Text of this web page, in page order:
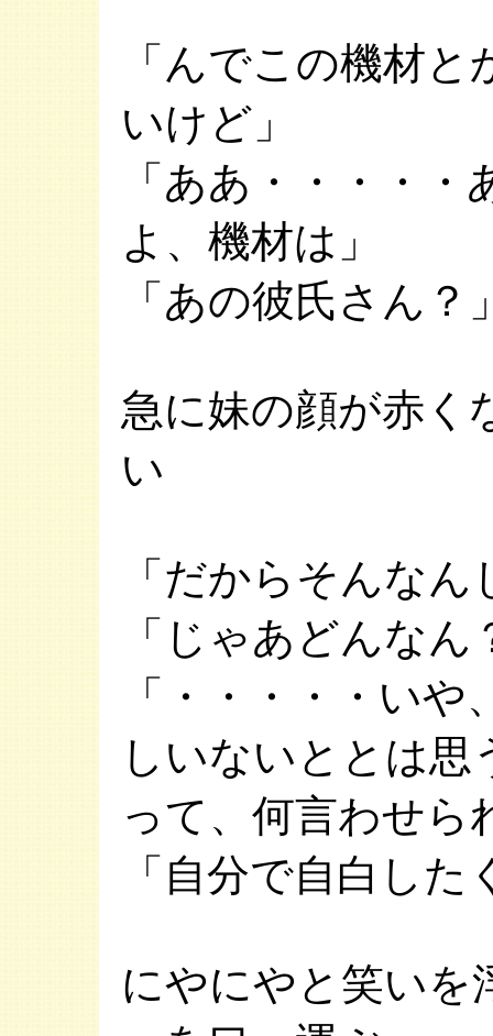
「んでこの機材
いけど」
「ああ・・・・
よ、機材は」
「あの彼氏さん？
急に妹の顔が赤く
い
「だからそんな
「じゃあどんなん
「・・・・・い
しいないととは思
って、何言わせら
「自分で自白した
にやにやと笑いを